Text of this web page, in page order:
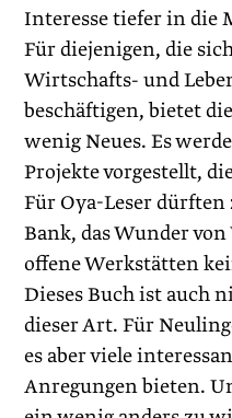
Interesse tiefer in die
Für diejenigen, die
Wirtschafts- und
beschäftigen, bietet
wenig Neues. Es
Projekte vorgestellt,
Für Oya-Leser dürften
Bank, das Wunder
offene Werkstätten
Dieses Buch ist auch
dieser Art. Für
es aber viele
Anregungen bieten.